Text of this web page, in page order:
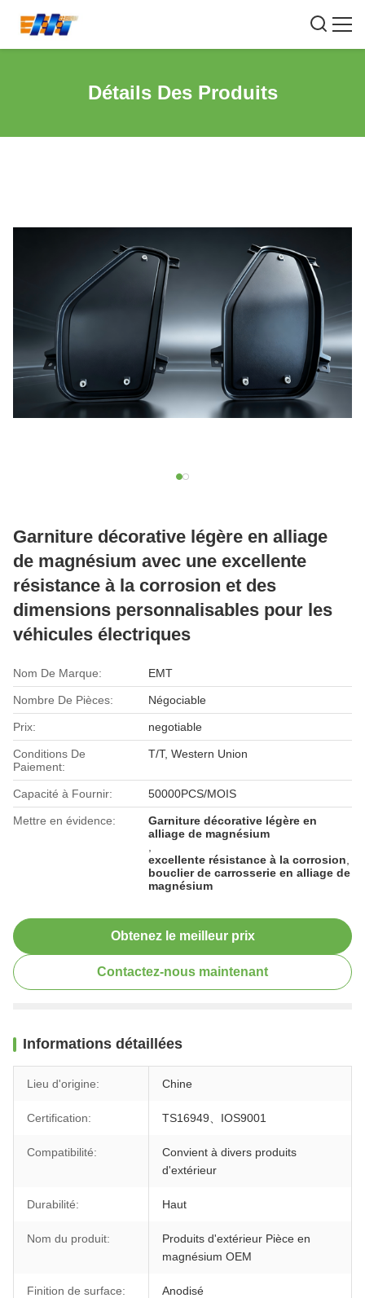
Détails Des Produits
Garniture décorative légère en alliage
de magnésium avec une excellente
résistance à la corrosion et des
dimensions personnalisables pour les
véhicules électriques
Nom De Marque: EMT
Nombre De Pièces: Négociable
Prix: negotiable
Conditions De
Paiement:
T/T, Western Union
Capacité à Fournir: 50000PCS/MOIS
Mettre en évidence:
Garniture décorative légère en
alliage de magnésium
excellente résistance à la corrosion
bouclier de carrosserie en alliage de
magnésium
Obtenez le meilleur prix
Contactez-nous maintenant
Informations détaillées
Lieu d'origine: Chine
Certification: TS16949、IOS9001
Compatibilité:
Convient à divers produits
d'extérieur
Durabilité: Haut
Nom du produit:
Produits d'extérieur Pièce en
magnésium OEM
Finition de surface: Anodisé